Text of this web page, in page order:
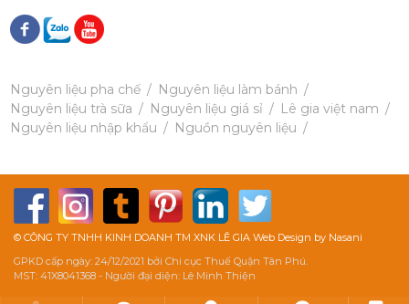
Siro Monin Brownie Hạt Óc Chó (Vị Tự Nhiên) - Monin Walnut Brownie Syrup 700ml
215,000 đ
202,000
đ
Nguyên liệu pha chế
Nguyên liệu làm bánh
Nguyên liệu trà sữa
Nguyên liệu giá sỉ
Lê gia việt nam
Nguyên liệu nhập khẩu
Nguồn nguyên liệu
© CÔNG TY TNHH KINH DOANH TM XNK LÊ GIA Web Design by Nasani
GPKD cấp ngày: 24/12/2021 bởi Chi cục Thuế Quận Tân Phú.
MST: 41X8041368 - Người đại diện: Lê Minh Thiện